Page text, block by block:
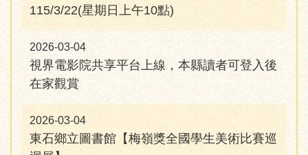
115/3/22(星期日上午10點)
2026-03-04
視界電影院共享平台上線，本縣讀者可登入後
在家觀賞
2026-03-04
東石鄉立圖書館【梅嶺獎全國學生美術比賽巡